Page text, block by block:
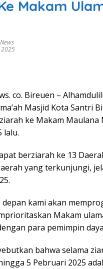
Makam
co. Bireuen –
Masjid Kota Santri
ke Makam Maulana
lalu.
berziarah ke 13
yang terkunjungi,
depan kami akan
Makam
para pemimpin
bahwa selama
5 Pebruari 2025